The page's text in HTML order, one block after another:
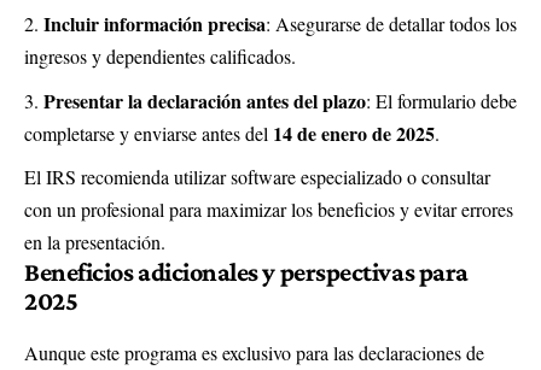
Incluir información precisa: Asegurarse de detallar todos los
ingresos y dependientes calificados.
Presentar la declaración antes del plazo: El formulario debe
completarse y enviarse antes del 14 de enero de 2025.
El IRS recomienda utilizar software especializado o consultar
con un profesional para maximizar los beneficios y evitar errores
en la presentación.
Beneficios adicionales y perspectivas para
2025
Aunque este programa es exclusivo para las declaraciones de